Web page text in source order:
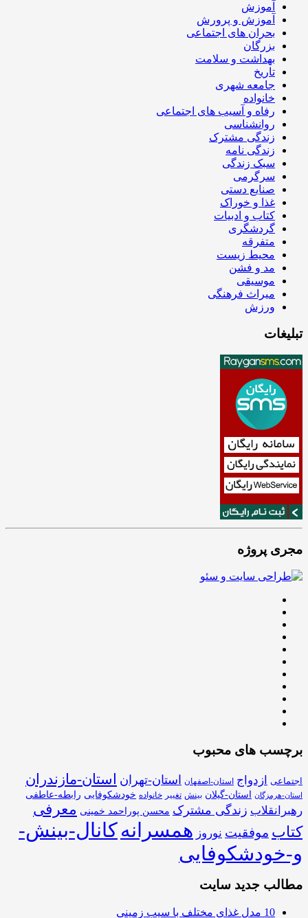
آموزش
آموزش و پرورش
بحران های اجتماعی
بزرگان
بهداشت و سلامت
تاریخ
جامعه شهری
خانواده
رفاه و آسیب های اجتماعی
روانشناسی
زندگی مشترک
زندگی نامه
سبک زندگی
سرگرمی
صنایع دستی
غذا و خوراک
کتاب و ادبیات
گردشگری
متفرقه
محیط زیست
مد و فشن
موسیقی
میراث فرهنگی
ورزش
تبلیغات
مجری پروژه
برچسب های محبوب
اجتماعی ازدواج استان-اصفهان استان-تهران استان-مازندران
استان-هرمزگان استان-گیلان بینش تغییر خانواده خودشکوفایی رابطه-عاطفی
رهبرانقلاب زندگی مشترک محسن پوراحمد خمینی معرفی
کتاب موفقیت نوروز همسرانهکانال-بینش-
و-خودشکوفایی
مطالب جدید سایت
10 مدل غذای مختلف با سیب زمینی